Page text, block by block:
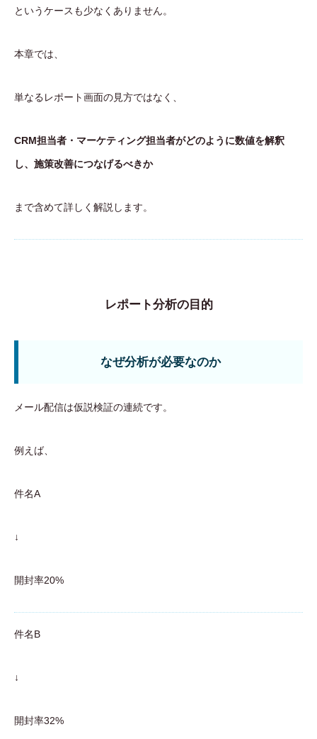
というケースも少なくありません。
本章では、
単なるレポート画面の見方ではなく、
CRM担当者・マーケティング担当者がどのように数値を解釈
し、施策改善につなげるべきか
まで含めて詳しく解説します。
レポート分析の目的
なぜ分析が必要なのか
メール配信は仮説検証の連続です。
例えば、
件名A
↓
開封率20%
件名B
↓
開封率32%